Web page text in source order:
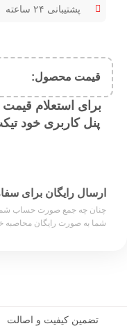
پشتیبانی ۲۴ ساعته
قیمت محصول:​
برای استعلام
پنل کاربری خود
ارسال رایگان برای سفارش
شما به صورت رایگان محاصبه
تضمین کیفیت و اصالت